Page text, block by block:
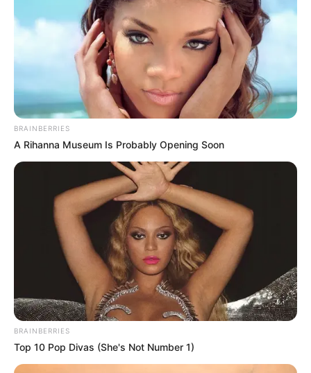
BRAINBERRIES
A Rihanna Museum Is Probably Opening Soon
BRAINBERRIES
Top 10 Pop Divas (She's Not Number 1)